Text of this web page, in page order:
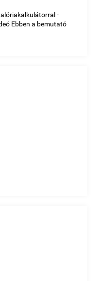
-
Ebben a bemutató